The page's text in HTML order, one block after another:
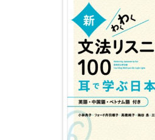
められています。
アクティビティをクラスメー
話し手としての自分、聞き手
さまざまな「発見」に出会う
また、アクティビティ中のク
ケーション自体が
口頭でのコミュニケーション
第1部は、日本の社会や文化に
5の読み物を掲載。
文章の理解確認をし、さらに
り、話したりします。
第2部は、5つの昔話・伝記を収
やや長めの文章に挑戦し、登
ッセージを読み取ります。